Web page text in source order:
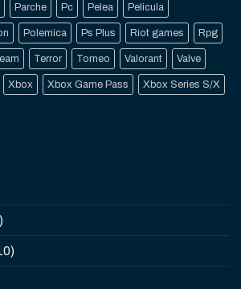
Parche Pc Pelea Pelicula
Polemica Ps Plus Riot games Rpg
Terror Torneo Valorant Valve
Xbox Xbox Game Pass Xbox Series S/X